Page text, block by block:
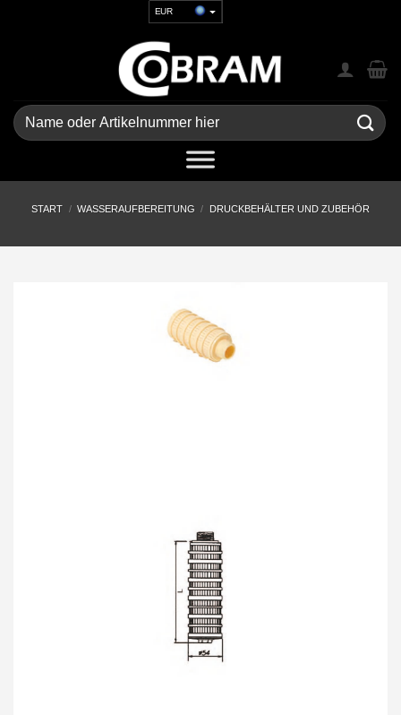
EUR
GBP
CHF
UAH
Suchen
nach:
START / WASSERAUFBEREITUNG / DRUCKBEHÄLTER UND ZUBEHÖR